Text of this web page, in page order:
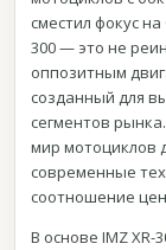
сместил фокус
300 — это не
оппозитным
созданный для
сегментов
мир мотоциклов
современные
соотношение
В основе IMZ XR-